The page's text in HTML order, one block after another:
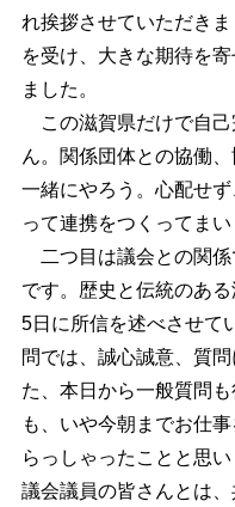
れ挨拶させていただき
を受け、大きな期待を
ました。
この滋賀県だけで自
ん。関係団体との協働
一緒にやろう。心配せ
って連携をつくってまい
二つ目は議会との関
です。歴史と伝統のあ
5日に所信を述べさせて
問では、誠心誠意、質
た、本日から一般質問
も、いや今朝までお仕
らっしゃったことと思
議会議員の皆さんとは